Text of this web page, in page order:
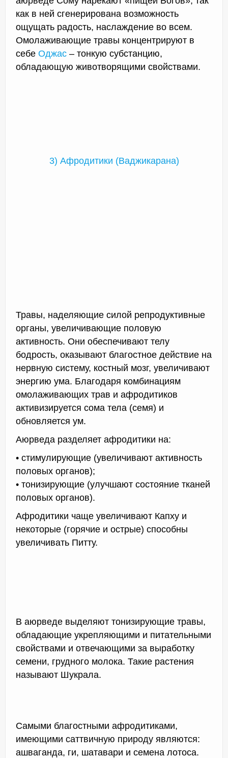
как в ней сгенерирована возможность
ощущать радость, наслаждение во всем.
Омолаживающие травы концентрируют в
себе Оджас – тонкую субстанцию,
обладающую животворящими свойствами.
3) Афродитики (Ваджикарана)
Травы, наделяющие силой репродуктивные
органы, увеличивающие половую
активность. Они обеспечивают телу
бодрость, оказывают благостное действие на
нервную систему, костный мозг, увеличивают
энергию ума. Благодаря комбинациям
омолаживающих трав и афродитиков
активизируется сома тела (семя) и
обновляется ум.
Аюрведа разделяет афродитики на:
• стимулирующие (увеличивают активность
половых органов);
• тонизирующие (улучшают состояние тканей
половых органов).
Афродитики чаще увеличивают Капху и
некоторые (горячие и острые) способны
увеличивать Питту.
В аюрведе выделяют тонизирующие травы,
обладающие укрепляющими и питательными
свойствами и отвечающими за выработку
семени, грудного молока. Такие растения
называют Шукрала.
Самыми благостными афродитиками,
имеющими саттвичную природу являются:
ашваганда, ги, шатавари и семена лотоса.